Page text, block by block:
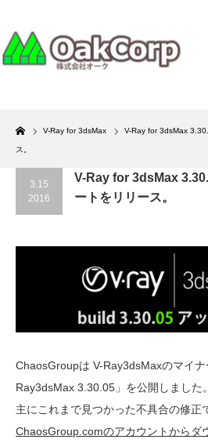
Home
V-Ray for 3dsMax V-Ray for 3dsMax
ス。
3.15
2016
V-Ray for 3dsMax
ートをリリース。
ChaosGroupは V-Ray3dsMaxのマイ
Ray3dsMax 3.30.05」を公開しました。
主にこれまで見つかった不具合の修正
ChaosGroup.comのアカウントからダ